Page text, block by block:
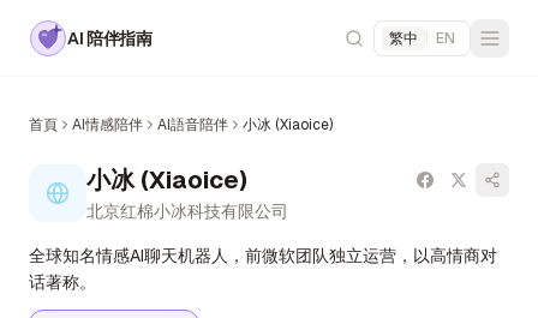
AI 陪伴指南 繁中 | EN
首頁 AI情感陪伴 AI語音陪伴 小冰 (Xiaoice)
小冰 (Xiaoice)
北京红棉小冰科技有限公司
全球知名情感AI聊天机器人，前微软团队独立运营，以高情商对
话著称。